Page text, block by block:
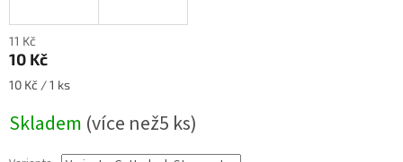
11 Kč
10 Kč
Měrná
10 Kč / 1 ks
Skladem (více než5 ks)